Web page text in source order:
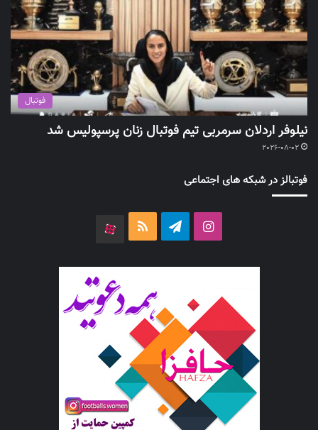
فوتبال
نیلوفر اردلان سرمربی تیم فوتبال زنان پرسپولیس شد
2026-08-02
فوتبالز در شبکه های اجتماعی
اینستاگرامتلگرام خوراک